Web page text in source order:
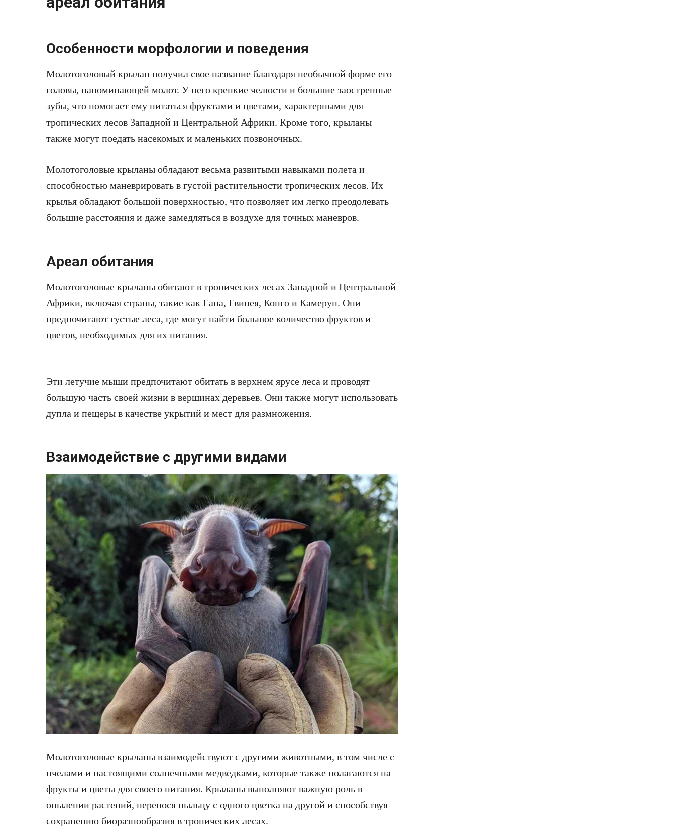
Особенности морфологии и поведения
Молотоголовый крылан получил свое название благодаря необычной форме его
головы, напоминающей молот. У него крепкие челюсти и большие заостренные
зубы, что помогает ему питаться фруктами и цветами, характерными для
тропических лесов Западной и Центральной Африки. Кроме того, крыланы
также могут поедать насекомых и маленьких позвоночных.
Молотоголовые крыланы обладают весьма развитыми навыками полета и
способностью маневрировать в густой растительности тропических лесов. Их
крылья обладают большой поверхностью, что позволяет им легко преодолевать
большие расстояния и даже замедляться в воздухе для точных маневров.
Ареал обитания
Молотоголовые крыланы обитают в тропических лесах Западной и Центральной
Африки, включая страны, такие как Гана, Гвинея, Конго и Камерун. Они
предпочитают густые леса, где могут найти большое количество фруктов и
цветов, необходимых для их питания.
Эти летучие мыши предпочитают обитать в верхнем ярусе леса и проводят
большую часть своей жизни в вершинах деревьев. Они также могут использовать
дупла и пещеры в качестве укрытий и мест для размножения.
Взаимодействие с другими видами
Молотоголовые крыланы взаимодействуют с другими животными, в том числе с
пчелами и настоящими солнечными медведками, которые также полагаются на
фрукты и цветы для своего питания. Крыланы выполняют важную роль в
опылении растений, перенося пыльцу с одного цветка на другой и способствуя
сохранению биоразнообразия в тропических лесах.